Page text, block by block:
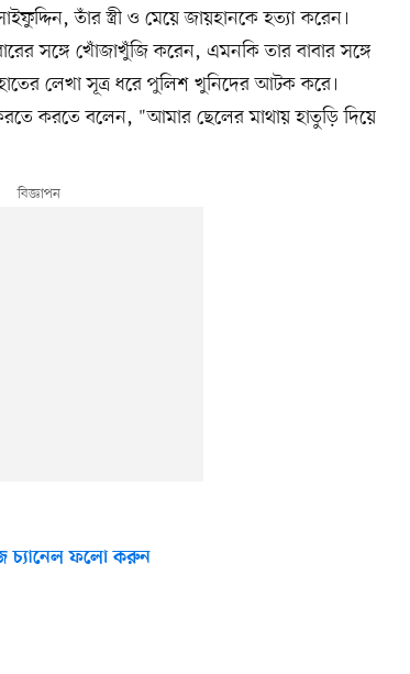
তাঁর স্ত্রী ও মেয়ে জায়হানকে হত্যা করেন।
সঙ্গে খোঁজাখুঁজি করেন, এমনকি তার বাবার সঙ্গে
লেখা সূত্র ধরে পুলিশ খুনিদের আটক করে।
করতে বলেন, "আমার ছেলের মাথায় হাতুড়ি দিয়ে
চ্যানেল ফলো করুন